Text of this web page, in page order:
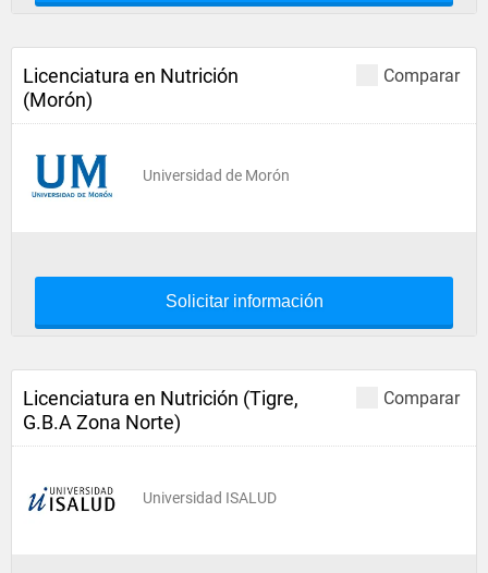
Comparar
Licenciatura en Nutrición
(Morón)
Universidad de Morón
Solicitar información
Comparar
Licenciatura en Nutrición (Tigre,
G.B.A Zona Norte)
Universidad ISALUD